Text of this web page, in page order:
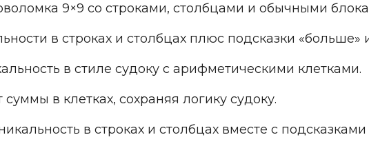
9×9 со строками, столбцами и обычными
в строках и столбцах плюс подсказки «больше»
в стиле судоку с арифметическими клетками.
в клетках, сохраняя логику судоку.
в строках и столбцах вместе с